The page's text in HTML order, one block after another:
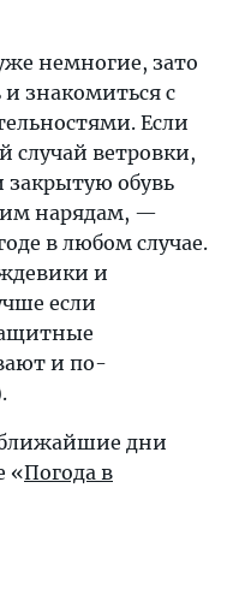
немногие, зато
знакомиться с
Если
случай ветровки,
обувь
нарядам, —
в любом случае.
и
если
и по-
ближайшие дни
«Погода в